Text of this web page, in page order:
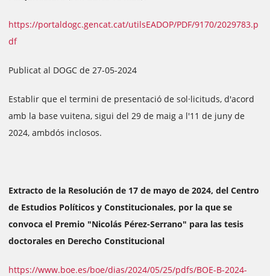
https://portaldogc.gencat.cat/utilsEADOP/PDF/9170/2029783.p
df
Publicat al DOGC de 27-05-2024
Establir que el termini de presentació de sol·licituds, d'acord
amb la base vuitena, sigui del 29 de maig a l'11 de juny de
2024, ambdós inclosos.
Extracto de la Resolución de 17 de mayo de 2024, del Centro
de Estudios Políticos y Constitucionales, por la que se
convoca el Premio "Nicolás Pérez-Serrano" para las tesis
doctorales en Derecho Constitucional
https://www.boe.es/boe/dias/2024/05/25/pdfs/BOE-B-2024-